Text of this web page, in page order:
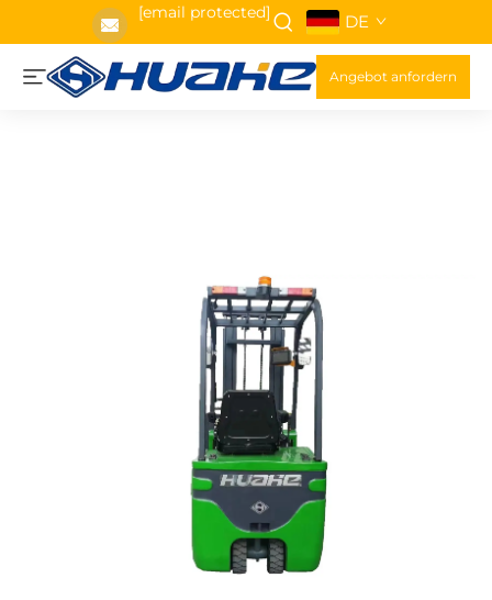
[email protected] DE
Angebot anfordern